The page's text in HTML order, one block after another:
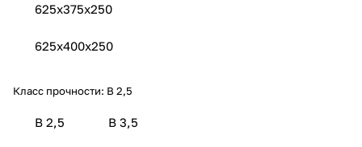
625x375x250
625x400x250
Класс прочности: B 2,5
B 2,5 B 3,5